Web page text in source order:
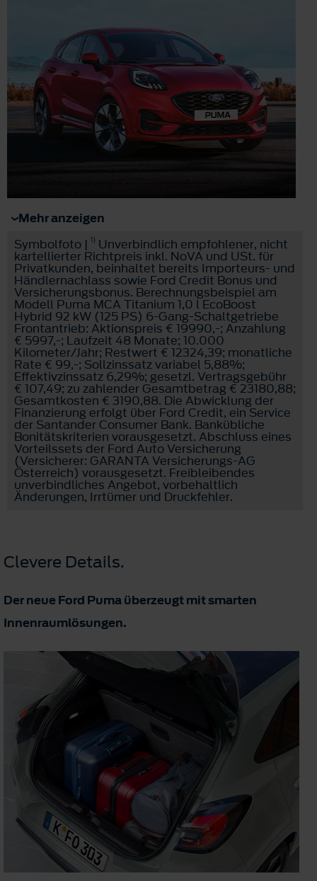
Mehr anzeigen
Symbolfoto | 1) Unverbindlich empfohlener, nicht
kartellierter Richtpreis inkl. NoVA und USt. für
Privatkunden, beinhaltet bereits Importeurs- und
Händlernachlass sowie Ford Credit Bonus und
Versicherungsbonus. Berechnungsbeispiel am
Modell Puma MCA Titanium 1,0 l EcoBoost
Hybrid 92 kW (125 PS) 6-Gang-Schaltgetriebe
Frontantrieb: Aktionspreis € 19990,-; Anzahlung
€ 5997,-; Laufzeit 48 Monate; 10.000
Kilometer/Jahr; Restwert € 12324,39; monatliche
Rate € 99,-; Sollzinssatz variabel 5,88%;
Effektivzinssatz 6,29%; gesetzl. Vertragsgebühr
€ 107,49; zu zahlender Gesamtbetrag € 23180,88;
Gesamtkosten € 3190,88. Die Abwicklung der
Finanzierung erfolgt über Ford Credit, ein Service
der Santander Consumer Bank. Bankübliche
Bonitätskriterien vorausgesetzt. Abschluss eines
Vorteilssets der Ford Auto Versicherung
(Versicherer: GARANTA Versicherungs-AG
Österreich) vorausgesetzt. Freibleibendes
unverbindliches Angebot, vorbehaltlich
Änderungen, Irrtümer und Druckfehler.
Clevere Details.
Der neue Ford Puma überzeugt mit smarten
Innenraumlösungen.